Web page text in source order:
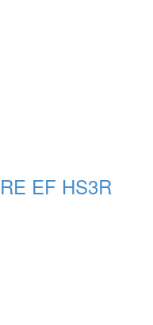
EF HS3R